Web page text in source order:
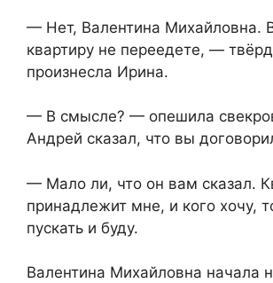
— Нет, Валентина Михайловна.
квартиру не переедете, —
произнесла Ирина.
— В смысле? — опешила
Андрей сказал, что вы
— Мало ли, что он вам сказал.
принадлежит мне, и кого хочу,
пускать и буду.
Валентина Михайловна начала